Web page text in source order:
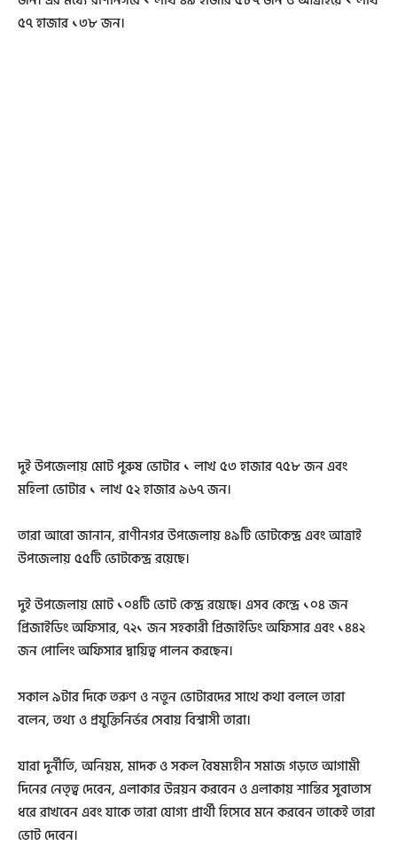
৫৭ হাজার ১৩৮ জন।
দুই উপজেলায় মোট পুরুষ ভোটার ১ লাখ ৫৩ হাজার ৭৫৮ জন এবং
মহিলা ভোটার ১ লাখ ৫২ হাজার ৯৬৭ জন।
তারা আরো জানান, রাণীনগর উপজেলায় ৪৯টি ভোটকেন্দ্র এবং আত্রাই
উপজেলায় ৫৫টি ভোটকেন্দ্র রয়েছে।
দুই উপজেলায় মোট ১০৪টি ভোট কেন্দ্র রয়েছে। এসব কেন্দ্রে ১০৪ জন
প্রিজাইডিং অফিসার, ৭২১ জন সহকারী প্রিজাইডিং অফিসার এবং ১৪৪২
জন পোলিং অফিসার দ্বায়িত্ব পালন করছেন।
সকাল ৯টার দিকে তরুণ ও নতুন ভোটারদের সাথে কথা বললে তারা
বলেন, তথ্য ও প্রযুক্তিনির্ভর সেবায় বিশ্বাসী তারা।
যারা দুর্নীতি, অনিয়ম, মাদক ও সকল বৈষম্যহীন সমাজ গড়তে আগামী
দিনের নেতৃত্ব দেবেন, এলাকার উন্নয়ন করবেন ও এলাকায় শান্তির সুবাতাস
ধরে রাখবেন এবং যাকে তারা যোগ্য প্রার্থী হিসেবে মনে করবেন তাকেই তারা
ভোট দেবেন।